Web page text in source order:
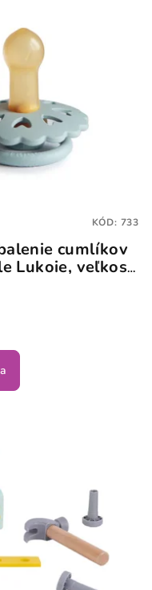
cumlíkov
Lukoie, veľkosť
KÓD: 733